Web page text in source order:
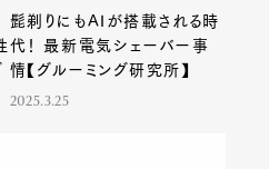
髭剃りにもAIが搭載される時
代！ 最新電気シェーバー事
情【グルーミング研究所】
2025.3.25